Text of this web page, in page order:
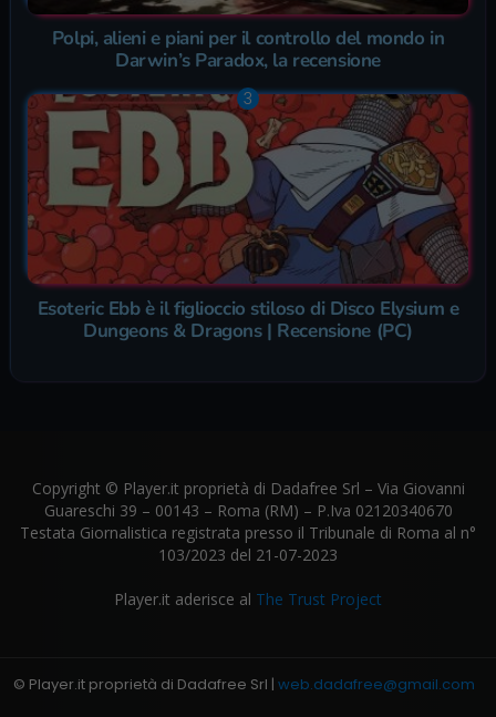
Polpi, alieni e piani per il controllo del mondo in
Darwin’s Paradox, la recensione
Esoteric Ebb è il figlioccio stiloso di Disco Elysium e
Dungeons & Dragons | Recensione (PC)
Copyright © Player.it proprietà di Dadafree Srl – Via Giovanni
Guareschi 39 – 00143 – Roma (RM) – P.Iva 02120340670
Testata Giornalistica registrata presso il Tribunale di Roma al n°
103/2023 del 21-07-2023
Player.it aderisce al The Trust Project
© Player.it proprietà di Dadafree Srl | web.dadafree@gmail.com